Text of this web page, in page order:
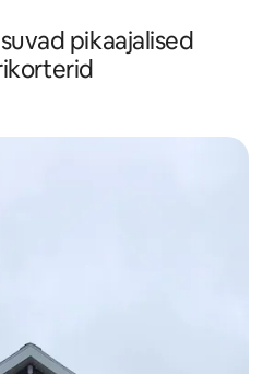
pikaajalised